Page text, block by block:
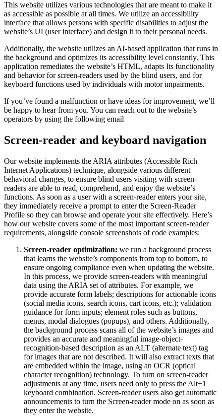
This website utilizes various technologies that are meant to make it
as accessible as possible at all times. We utilize an accessibility
interface that allows persons with specific disabilities to adjust the
website’s UI (user interface) and design it to their personal needs.
Additionally, the website utilizes an AI-based application that runs in
the background and optimizes its accessibility level constantly. This
application remediates the website’s HTML, adapts Its functionality
and behavior for screen-readers used by the blind users, and for
keyboard functions used by individuals with motor impairments.
If you’ve found a malfunction or have ideas for improvement, we’ll
be happy to hear from you. You can reach out to the website’s
operators by using the following email
Screen-reader and keyboard navigation
Our website implements the ARIA attributes (Accessible Rich
Internet Applications) technique, alongside various different
behavioral changes, to ensure blind users visiting with screen-
readers are able to read, comprehend, and enjoy the website’s
functions. As soon as a user with a screen-reader enters your site,
they immediately receive a prompt to enter the Screen-Reader
Profile so they can browse and operate your site effectively. Here’s
how our website covers some of the most important screen-reader
requirements, alongside console screenshots of code examples:
Screen-reader optimization: we run a background process
that learns the website’s components from top to bottom, to
ensure ongoing compliance even when updating the website.
In this process, we provide screen-readers with meaningful
data using the ARIA set of attributes. For example, we
provide accurate form labels; descriptions for actionable icons
(social media icons, search icons, cart icons, etc.); validation
guidance for form inputs; element roles such as buttons,
menus, modal dialogues (popups), and others. Additionally,
the background process scans all of the website’s images and
provides an accurate and meaningful image-object-
recognition-based description as an ALT (alternate text) tag
for images that are not described. It will also extract texts that
are embedded within the image, using an OCR (optical
character recognition) technology. To turn on screen-reader
adjustments at any time, users need only to press the Alt+1
keyboard combination. Screen-reader users also get automatic
announcements to turn the Screen-reader mode on as soon as
they enter the website.